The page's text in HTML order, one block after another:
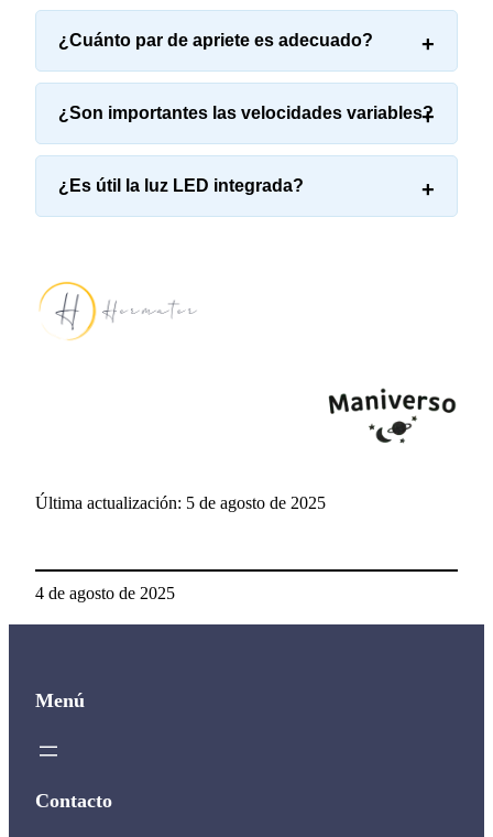
¿Cuánto par de apriete es adecuado?
¿Son importantes las velocidades variables?
¿Es útil la luz LED integrada?
Última actualización: 5 de agosto de 2025
4 de agosto de 2025
Menú
Contacto